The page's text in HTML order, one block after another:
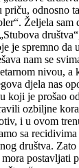
priču, odnosno
Željela sam
je spremno da
nam se
nivou, a
djela nas
koji je prošao
ozbiljne
i u ovom
sa
društva.
postavljati